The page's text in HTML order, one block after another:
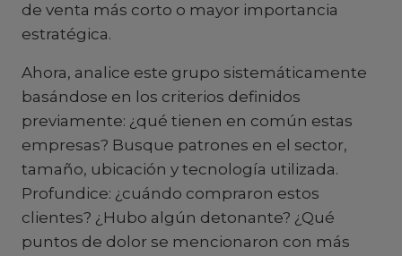
de venta más corto o mayor importancia
estratégica.
Ahora, analice este grupo sistemáticamente
basándose en los criterios definidos
previamente: ¿qué tienen en común estas
empresas? Busque patrones en el sector,
tamaño, ubicación y tecnología utilizada.
Profundice: ¿cuándo compraron estos
clientes? ¿Hubo algún detonante? ¿Qué
puntos de dolor se mencionaron con más